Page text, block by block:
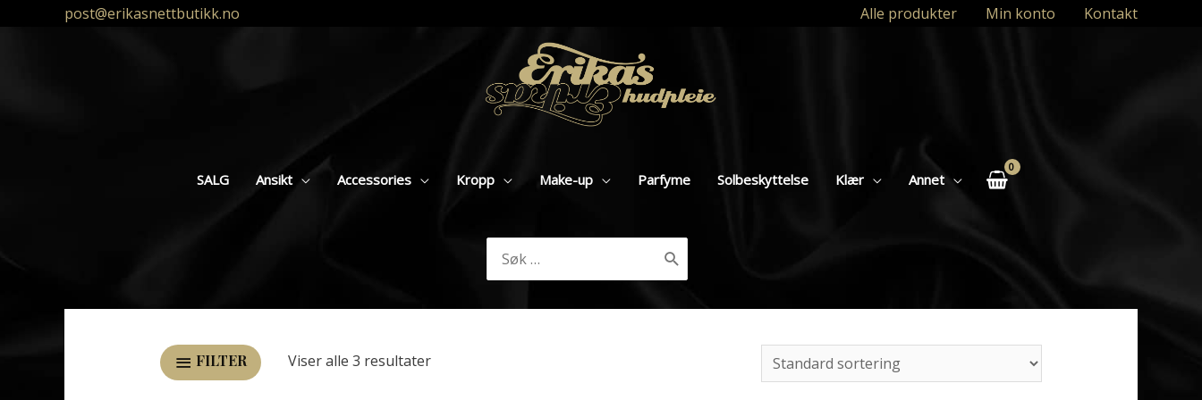
post@erikasnettbutikk.no Alle produkter Min konto Kontakt
SALG Ansikt Accessories Kropp Make-up Parfyme Solbeskyttelse Klær Annet
etter:
FILTER Viser alle 3 resultater